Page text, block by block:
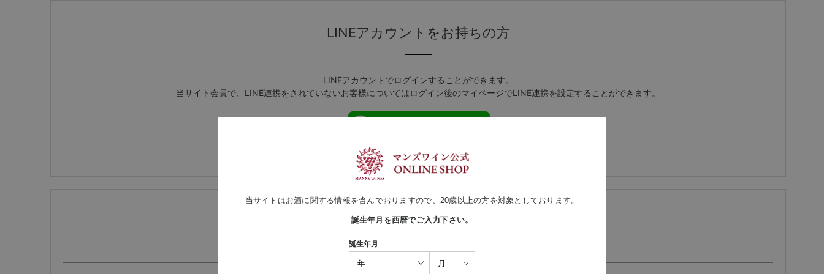
LINEアカウントをお持ちの方
LINEアカウントでログインすることができます。
当サイト会員で、LINE連携をされていないお客様についてはログイン後のマイページでLINE連携を設定することができます。
ログインしたままにする
Amazonアカウントをお持ちの方
当サイトはお酒に関する情報を含んでおりますので、20歳以上の方を対象としております。
誕生年月を西暦でご入力下さい。
誕生年月